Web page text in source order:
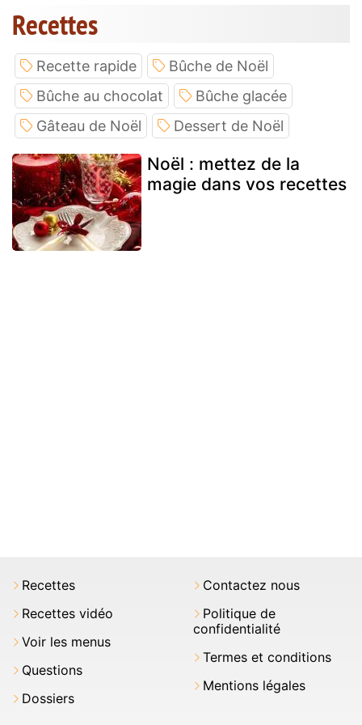
Recettes
Recette rapide
Bûche de Noël
Bûche au chocolat
Bûche glacée
Gâteau de Noël
Dessert de Noël
Noël : mettez de la
magie dans vos recettes
Recettes
Recettes vidéo
Voir les menus
Questions
Dossiers
Contactez nous
Politique de
confidentialité
Termes et conditions
Mentions légales